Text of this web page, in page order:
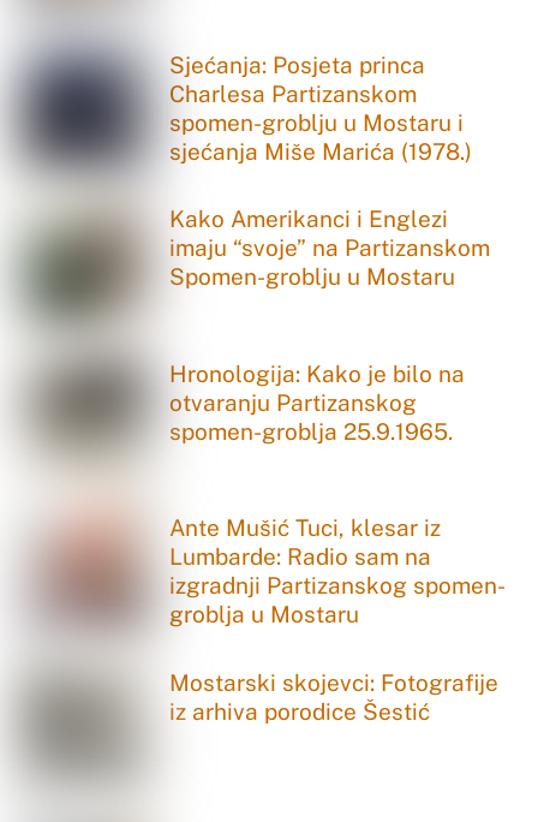
Sjećanja: Posjeta princa
Charlesa Partizanskom
spomen-groblju u Mostaru i
sjećanja Miše Marića (1978.)
Kako Amerikanci i Englezi
imaju “svoje” na Partizanskom
Spomen-groblju u Mostaru
Hronologija: Kako je bilo na
otvaranju Partizanskog
spomen-groblja 25.9.1965.
Ante Mušić Tuci, klesar iz
Lumbarde: Radio sam na
izgradnji Partizanskog spomen-
groblja u Mostaru
Mostarski skojevci: Fotografije
iz arhiva porodice Šestić